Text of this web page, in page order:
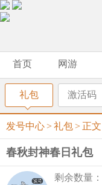
首页 网游
礼包 激活码
发号中心>礼包> 正文
春秋封神春日礼包
剩余数量：